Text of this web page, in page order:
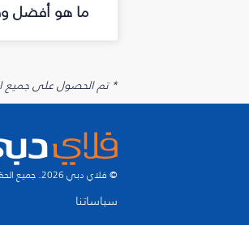
ما هو أفضل
* تم الحصول على جميع الأسعار المعروضة خلال آخر 48 ساعة قد لا
© فلاي دبي 2026. جميع الحقوق محفوظة.
سياساتنا